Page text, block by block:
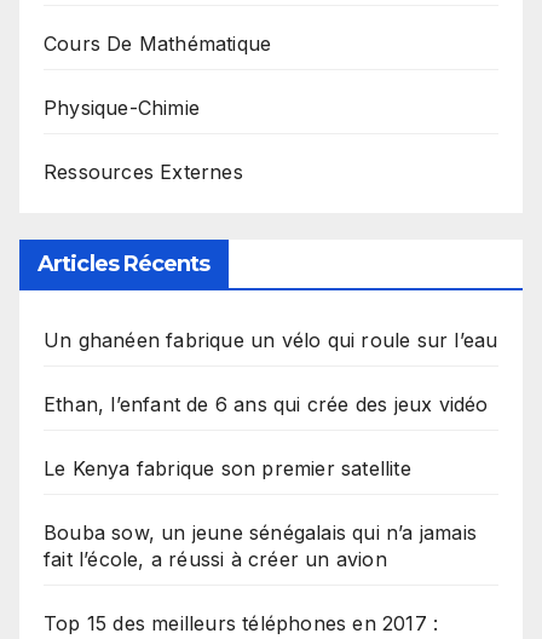
Cours De Mathématique
Physique-Chimie
Ressources Externes
Articles Récents
Un ghanéen fabrique un vélo qui roule sur l’eau
Ethan, l’enfant de 6 ans qui crée des jeux vidéo
Le Kenya fabrique son premier satellite
Bouba sow, un jeune sénégalais qui n’a jamais
fait l’école, a réussi à créer un avion
Top 15 des meilleurs téléphones en 2017 :